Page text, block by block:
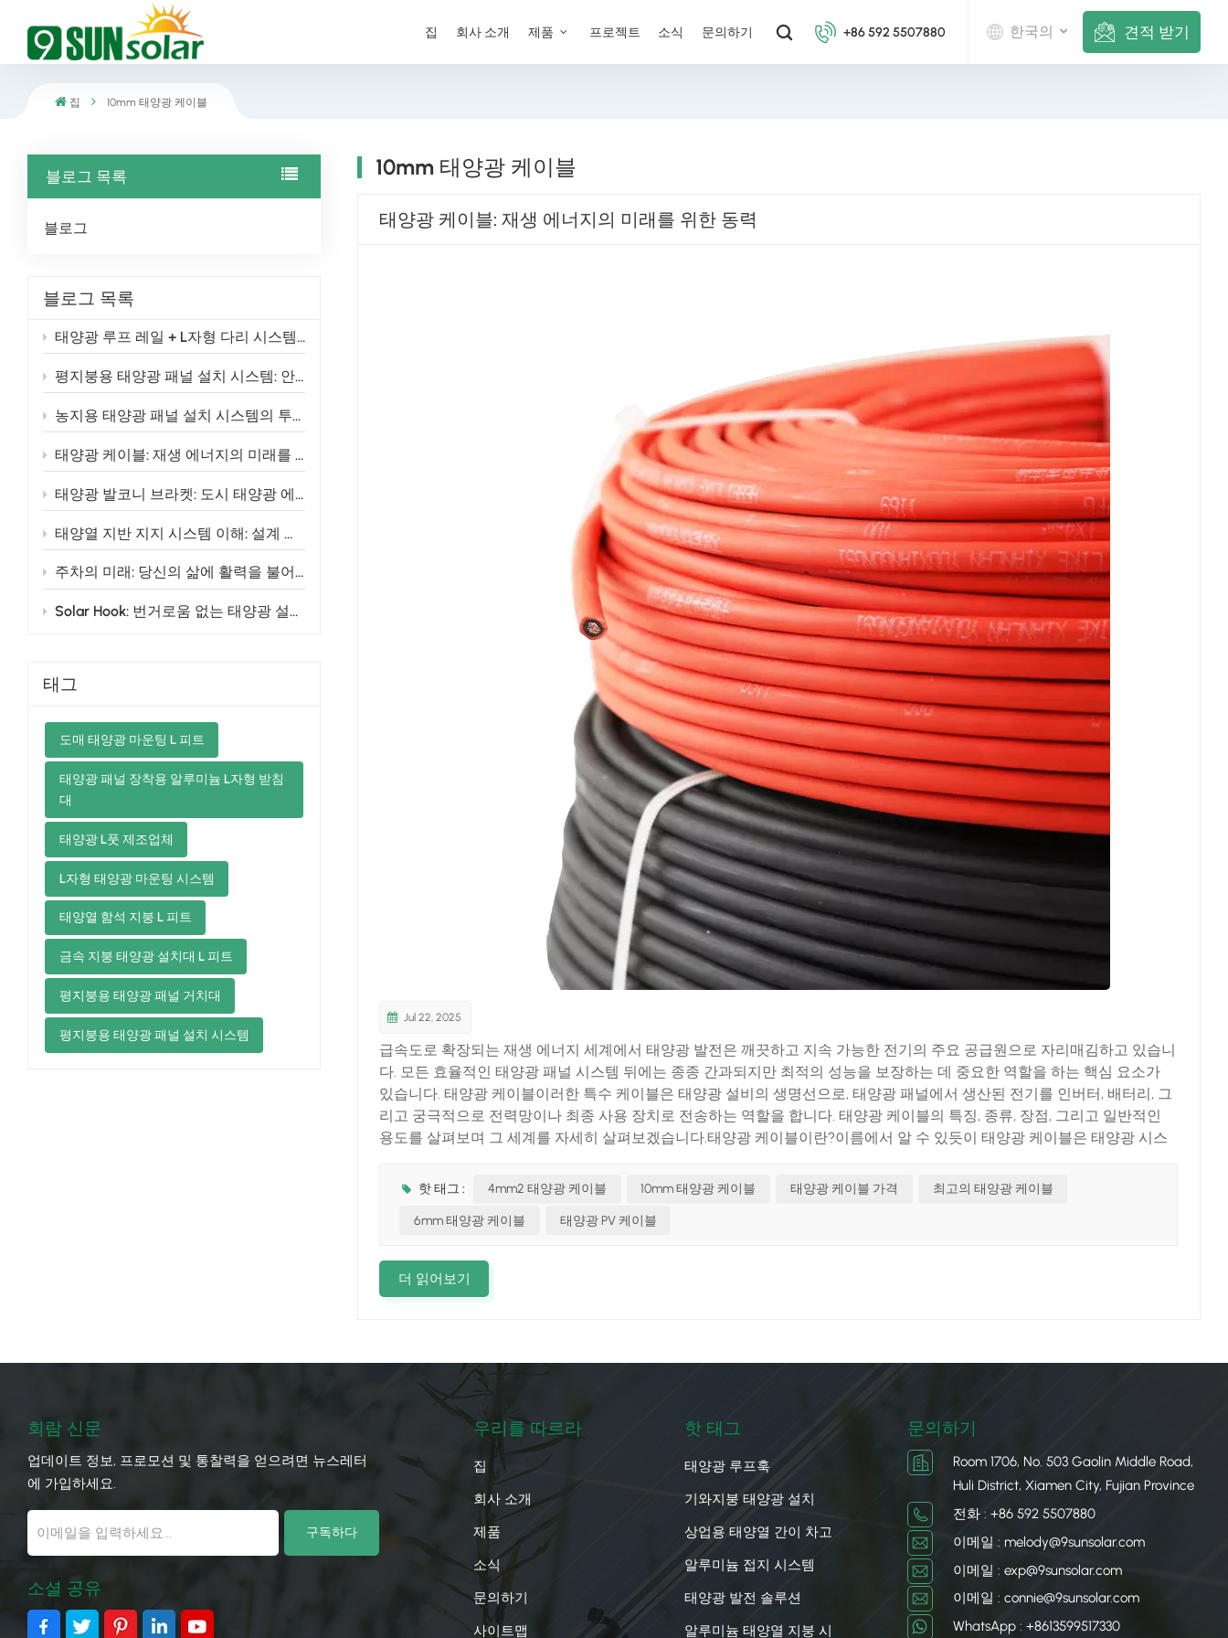
집 회사 소개 제품 프로젝트 소식 문의하기 +86 592 5507880 한국의
Nederlands
العربية
日本語
한국의
견적 받기
집 10mm 태양광 케이블
블로그 목록
블로그
블로그 목록
태양광 루프 레일 + L자형 다리 시스템: 2026년 설치업체를 위한 현명한 선택
평지붕용 태양광 패널 설치 시스템: 안정적이고 높은 효율을 자랑하는 태양광 설치를 위한 엔지니어링 솔루션
농지용 태양광 패널 설치 시스템의 투자 수익률(ROI)을 극대화하는 방법
태양광 케이블: 재생 에너지의 미래를 위한 동력
태양광 발코니 브라켓: 도시 태양광 에너지의 미래
태양열 지반 지지 시스템 이해: 설계 변형 및 이점
주차의 미래: 당신의 삶에 활력을 불어넣는 알루미늄 태양광 카포트
Solar Hook: 번거로움 없는 태양광 설비를 위한 필수 파트너
태그
도매 태양광 마운팅 L 피트
태양광 패널 장착용 알루미늄 L자형 받침
대
태양광 L풋 제조업체
L자형 태양광 마운팅 시스템
태양열 함석 지붕 L 피트
금속 지붕 태양광 설치대 L 피트
평지붕용 태양광 패널 거치대
평지붕용 태양광 패널 설치 시스템
10mm 태양광 케이블
태양광 케이블: 재생 에너지의 미래를 위한 동력
Jul 22, 2025
급속도로 확장되는 재생 에너지 세계에서 태양광 발전은 깨끗하고 지속 가능한 전기의 주요 공급원으로 자리매김하고 있습니
다. 모든 효율적인 태양광 패널 시스템 뒤에는 종종 간과되지만 최적의 성능을 보장하는 데 중요한 역할을 하는 핵심 요소가
있습니다. 태양광 케이블이러한 특수 케이블은 태양광 설비의 생명선으로, 태양광 패널에서 생산된 전기를 인버터, 배터리, 그
리고 궁극적으로 전력망이나 최종 사용 장치로 전송하는 역할을 합니다. 태양광 케이블의 특징, 종류, 장점, 그리고 일반적인
용도를 살펴보며 그 세계를 자세히 살펴보겠습니다.​태양광 케이블이란?​이름에서 알 수 있듯이 태양광 케이블은 태양광 시스
물질 노출 등 혹독한 환경 조건을 견뎌야 합니다. 고품질 소재로 제작된 태양광 케이블은 내구성, 유연성, 그리고 노화 방지 기
성된 직류(DC) 전기를 전달하는 것입니다. 태양광 패널은 직류 전력을 생산하고, 인버터를 통해 교류(AC)로 변환하여 가정과
이블은 태양광 발전 시스템의 각 부분에서 사용되는 용도에 따라 분류할 수 있습니다. 두 가지 주요 유형은 다음과 같습니다.​
1.PV(태양광) 모듈 케이블: 이 케이블은 개별 태양광 패널을 서로 연결하여 스트링 또는 어레이를 형성합니다. 일반적으로 직경
기 때문에 PV 모듈 케이블보다 직경이 크고 더 높은 전류를 처리할 수 있습니다. DC 링크 케이블은 일반적으로 외부 손상으로
부터 보호하기 위해 도관이나 지하 매설구에 설치됩니다.​이 외에도 태양광 시스템에 사용되는 AC 케이블도 있습니다. 이 케이
블은 인버터에서 전기 패널이나 그리드로 AC 전력을 전송합니다. 엄밀히 말하면 "태양광 케이블"은 아니지만, 전체 시스템의
중요한 부분이므로 인버터 및 지역 전기 규정을 준수해야 합니다.​태양광 케이블의 장점​태양광 케이블은 태양광 발전 시스템
에 필수적인 몇 가지 주요 장점을 제공합니다.​1. 내후성: 극한의 온도(얼음부터 뜨거운 열기까지)는 물론 자외선, 비, 눈, 습기까
지 견딜 수 있도록 제작되었습니다. 따라서 실외 환경에서 수년간 안정적으로 작동할 수 있습니다.​2. 내구성: 태양광 케이블은
마모, 화학 물질 및 기계적 응력에 강한 견고한 소재로 제작됩니다. 따라서 설치 중이나 시간이 지남에 따라 손상될 가능성이
낮아 잦은 교체가 필요하지 않습니다.​3. 낮은 전력 손실: 태양광 케이블의 고품질 도체는 전기 저항이 낮아 송전 중 전력 손실을
최소화합니다. 이는 태양광 발전 시스템의 효율을 극대화하여 패널에서 생산된 전기의 사용 및 저장량을 늘리는 데 도움이 됩
니다.​4. 유연성: 내구성이 뛰어나면서도 유연하여 좁은 공간이나 장애물 주변에도 쉽게 설치할 수 있습니다. 이러한 유연성은
설치 중 손상 위험을 줄이는 데에도 도움이 됩니다.​5. 긴 수명: 적절한 설치 및 유지 관리를 통해 태양광 케이블은 25년 이상 사
용할 수 있으며, 이는 대부분의 태양광 패널 수명과 동일합니다. 이처럼 긴 수명 덕분에 시스템은 시간이 지나도 비용 효율적입
핫 태그 : 4mm2 태양광 케이블 10mm 태양광 케이블 태양광 케이블 가격 최고의 태양광 케이블
6mm 태양광 케이블 태양광 PV 케이블
더 읽어보기
회람 신문
업데이트 정보, 프로모션 및 통찰력을 얻으려면 뉴스레터
에 가입하세요.
소셜 공유
우리를 따르라
집
회사 소개
제품
소식
문의하기
사이트맵
핫 태그
태양광 루프훅
기와지붕 태양광 설치
상업용 태양열 간이 차고
알루미늄 접지 시스템
태양광 발전 솔루션
알루미늄 태양열 지붕 시
문의하기
Room 1706, No. 503 Gaolin Middle Road,
Huli District, Xiamen City, Fujian Province
전화 : +86 592 5507880
이메일 : melody@9sunsolar.com
이메일 : exp@9sunsolar.com
이메일 : connie@9sunsolar.com
WhatsApp : +8613599517330